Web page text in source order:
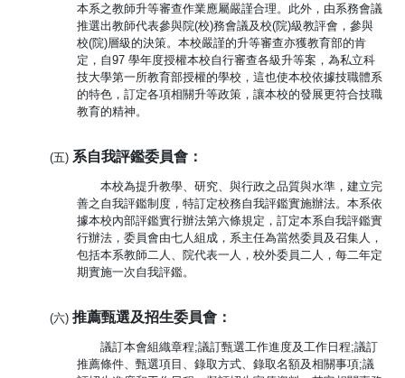
本系之教師升等審查作業應屬嚴謹合理。此外，由系務會議
推選出教師代表參與院(校)務會議及校(院)級教評會，參與
校(院)層級的決策。本校嚴謹的升等審查亦獲教育部的肯
定，自97 學年度授權本校自行審查各級升等案，為私立科
技大學第一所教育部授權的學校，這也使本校依據技職體系
的特色，訂定各項相關升等政策，讓本校的發展更符合技職
教育的精神。
(五) 系自我評鑑委員會：
本校為提升教學、研究、與行政之品質與水準，建立完
善之自我評鑑制度，特訂定校務自我評鑑實施辦法。本系依
據本校內部評鑑實行辦法第六條規定，訂定本系自我評鑑實
行辦法，委員會由七人組成，系主任為當然委員及召集人，
包括本系教師二人、院代表一人，校外委員二人，每二年定
期實施一次自我評鑑。
(六) 推薦甄選及招生委員會：
議訂本會組織章程;議訂甄選工作進度及工作日程;議訂
推薦條件、甄選項目、錄取方式、錄取名額及相關事項;議